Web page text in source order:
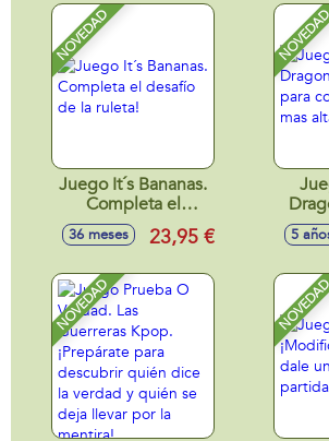
NOVEDAD
Juego It´s Bananas.
Completa el
desafío de la ruleta!
36 meses 23,95 € 5
NOVEDAD